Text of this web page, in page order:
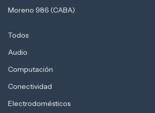
Moreno 986 (CABA)
Todos
Audio
Computación
Conectividad
Electrodomésticos